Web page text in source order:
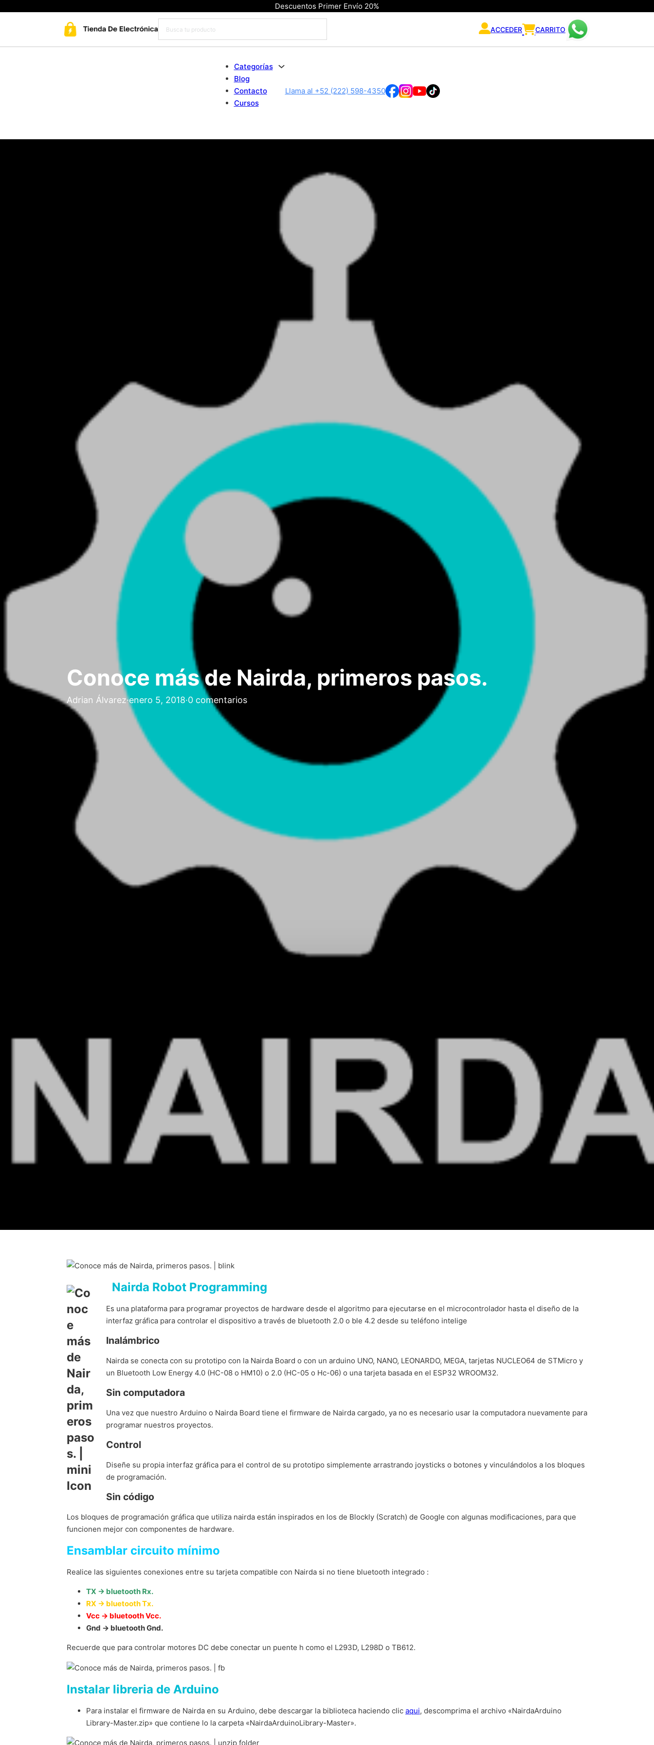
Descuentos Primer Envío 20%
ACCEDER CARRITO
Categorías
Blog
Contacto
Cursos
Llama al +52 (222) 598-4350
Conoce más de Nairda, primeros pasos.
Adrian Álvarez·enero 5, 2018·0 comentarios
Nairda Robot Programming
Es una plataforma para programar proyectos de hardware desde el algoritmo para ejecutarse en el microcontrolador hasta el diseño de la
interfaz gráfica para controlar el dispositivo a través de bluetooth 2.0 o ble 4.2 desde su teléfono intelige
Inalámbrico
Nairda se conecta con su prototipo con la Nairda Board o con un arduino UNO, NANO, LEONARDO, MEGA, tarjetas NUCLEO64 de STMicro y
un Bluetooth Low Energy 4.0 (HC-08 o HM10) o 2.0 (HC-05 o Hc-06) o una tarjeta basada en el ESP32 WROOM32.
Sin computadora
Una vez que nuestro Arduino o Nairda Board tiene el firmware de Nairda cargado, ya no es necesario usar la computadora nuevamente para
programar nuestros proyectos.
Control
Diseñe su propia interfaz gráfica para el control de su prototipo simplemente arrastrando joysticks o botones y vinculándolos a los bloques
de programación.
Sin código
Los bloques de programación gráfica que utiliza nairda están inspirados en los de Blockly (Scratch) de Google con algunas modificaciones, para que
funcionen mejor con componentes de hardware.
Ensamblar circuito mínimo
Realice las siguientes conexiones entre su tarjeta compatible con Nairda si no tiene bluetooth integrado :
TX -> bluetooth Rx.
RX -> bluetooth Tx.
Vcc -> bluetooth Vcc.
Gnd -> bluetooth Gnd.
Recuerde que para controlar motores DC debe conectar un puente h como el L293D, L298D o TB612.
Instalar libreria de Arduino
Para instalar el firmware de Nairda en su Arduino, debe descargar la biblioteca haciendo clic aqui, descomprima el archivo «NairdaArduino
Library-Master.zip» que contiene lo la carpeta «NairdaArduinoLibrary-Master».